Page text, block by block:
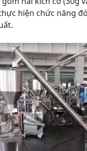
hiện chức năng